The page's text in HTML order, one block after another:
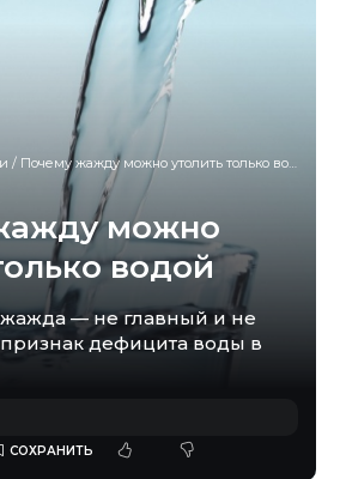
/ Почему жажду можно утолить только водой
можно
водой
жажда — не главный и не
дефицита воды в